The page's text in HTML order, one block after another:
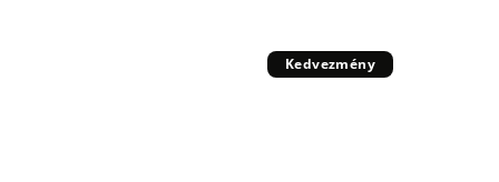
Kedvezmény